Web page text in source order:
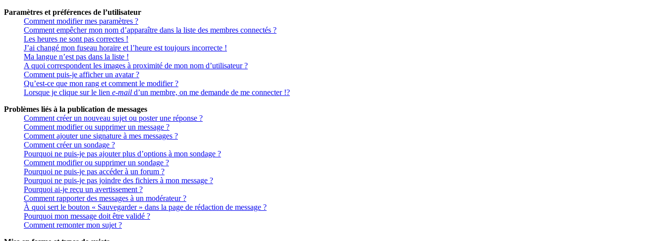
Paramètres et préférences de l’utilisateur
Comment modifier mes paramètres ?
Comment empêcher mon nom d’apparaître dans la liste des membres connectés ?
Les heures ne sont pas correctes !
J’ai changé mon fuseau horaire et l’heure est toujours incorrecte !
Ma langue n’est pas dans la liste !
A quoi correspondent les images à proximité de mon nom d’utilisateur ?
Comment puis-je afficher un avatar ?
Qu’est-ce que mon rang et comment le modifier ?
Lorsque je clique sur le lien e-mail d’un membre, on me demande de me connecter !?
Problèmes liés à la publication de messages
Comment créer un nouveau sujet ou poster une réponse ?
Comment modifier ou supprimer un message ?
Comment ajouter une signature à mes messages ?
Comment créer un sondage ?
Pourquoi ne puis-je pas ajouter plus d’options à mon sondage ?
Comment modifier ou supprimer un sondage ?
Pourquoi ne puis-je pas accéder à un forum ?
Pourquoi ne puis-je pas joindre des fichiers à mon message ?
Pourquoi ai-je reçu un avertissement ?
Comment rapporter des messages à un modérateur ?
À quoi sert le bouton « Sauvegarder » dans la page de rédaction de message ?
Pourquoi mon message doit être validé ?
Comment remonter mon sujet ?